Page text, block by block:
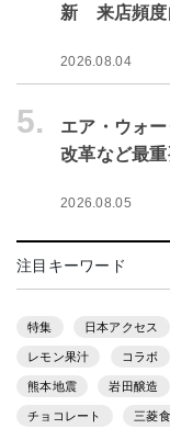
新 来店頻度
2026.08.04
5.
エア・ウォ
改革など最
2026.08.05
注目キーワード
特集 日本アクセス
レモン果汁 コラボ
熊本地震 岩田醸造
チョコレート 三菱